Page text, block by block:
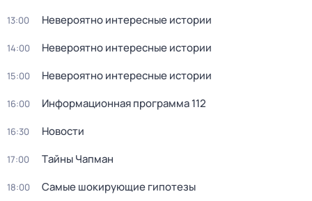
13:00 Невероятно интересные истории
14:00 Невероятно интересные истории
15:00 Невероятно интересные истории
16:00 Информационная программа 112
16:30 Новости
17:00 Тaйны Чапман
18:00 Самые шoкиpующие гипотезы